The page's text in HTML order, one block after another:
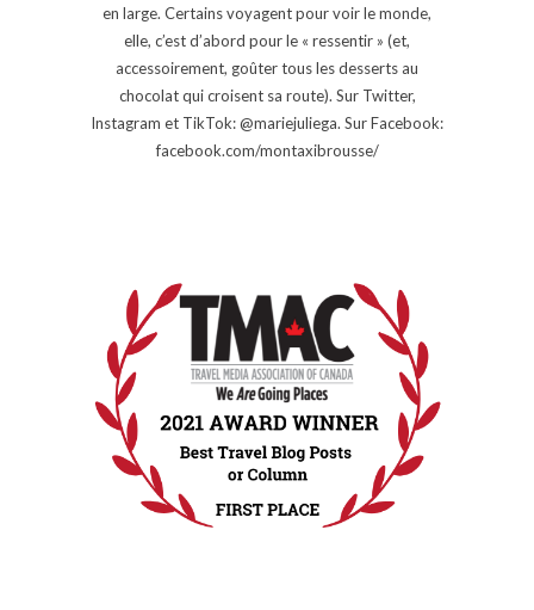
en large. Certains voyagent pour voir le monde,
elle, c’est d’abord pour le « ressentir » (et,
accessoirement, goûter tous les desserts au
chocolat qui croisent sa route). Sur Twitter,
Instagram et TikTok: @mariejuliega. Sur Facebook:
facebook.com/montaxibrousse/